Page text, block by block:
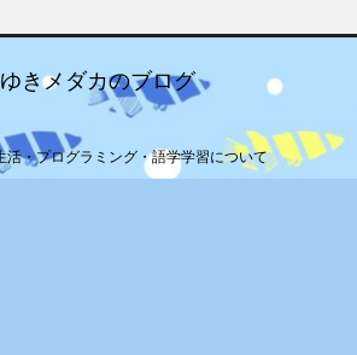
きメダカのブログ
活・プログラミング・語学学習について